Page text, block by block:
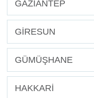
GAZİANTEP
GİRESUN
GÜMÜŞHANE
HAKKARİ